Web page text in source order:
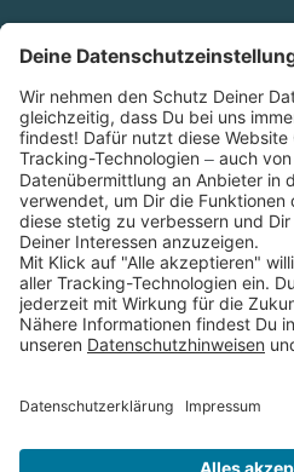
Partnerprogramm (Affiliate)
Folge uns auf
* Versandkostenfrei ab 9,00
Deutschlands
** Lieferzeit 1-3 Werktage
Thienemann-Esslinger Verlag GmbH,